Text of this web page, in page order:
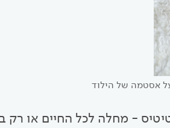
אסטמה של הילוד
- מחלה לכל החיים או רק